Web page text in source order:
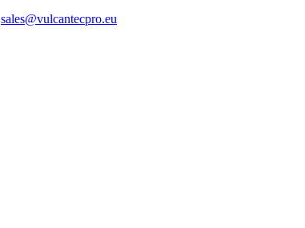
sales@vulcantecpro.eu